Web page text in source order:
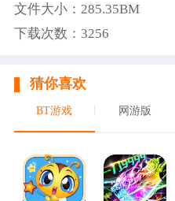
文件大小：285.35BM
下载次数：3256
猜你喜欢
BT游戏 网游版